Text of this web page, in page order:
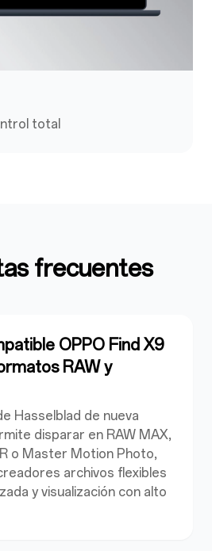
total
frecuentes
OPPO Find X9
RAW y
Hasselblad de nueva
disparar en RAW MAX,
o Master Motion Photo,
archivos flexibles
y visualización con alto